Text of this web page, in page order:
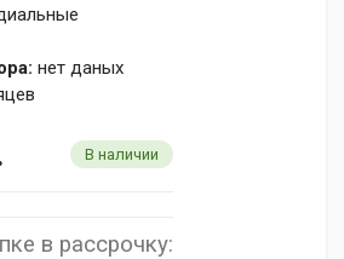
нет даных
В наличии
в рассрочку: